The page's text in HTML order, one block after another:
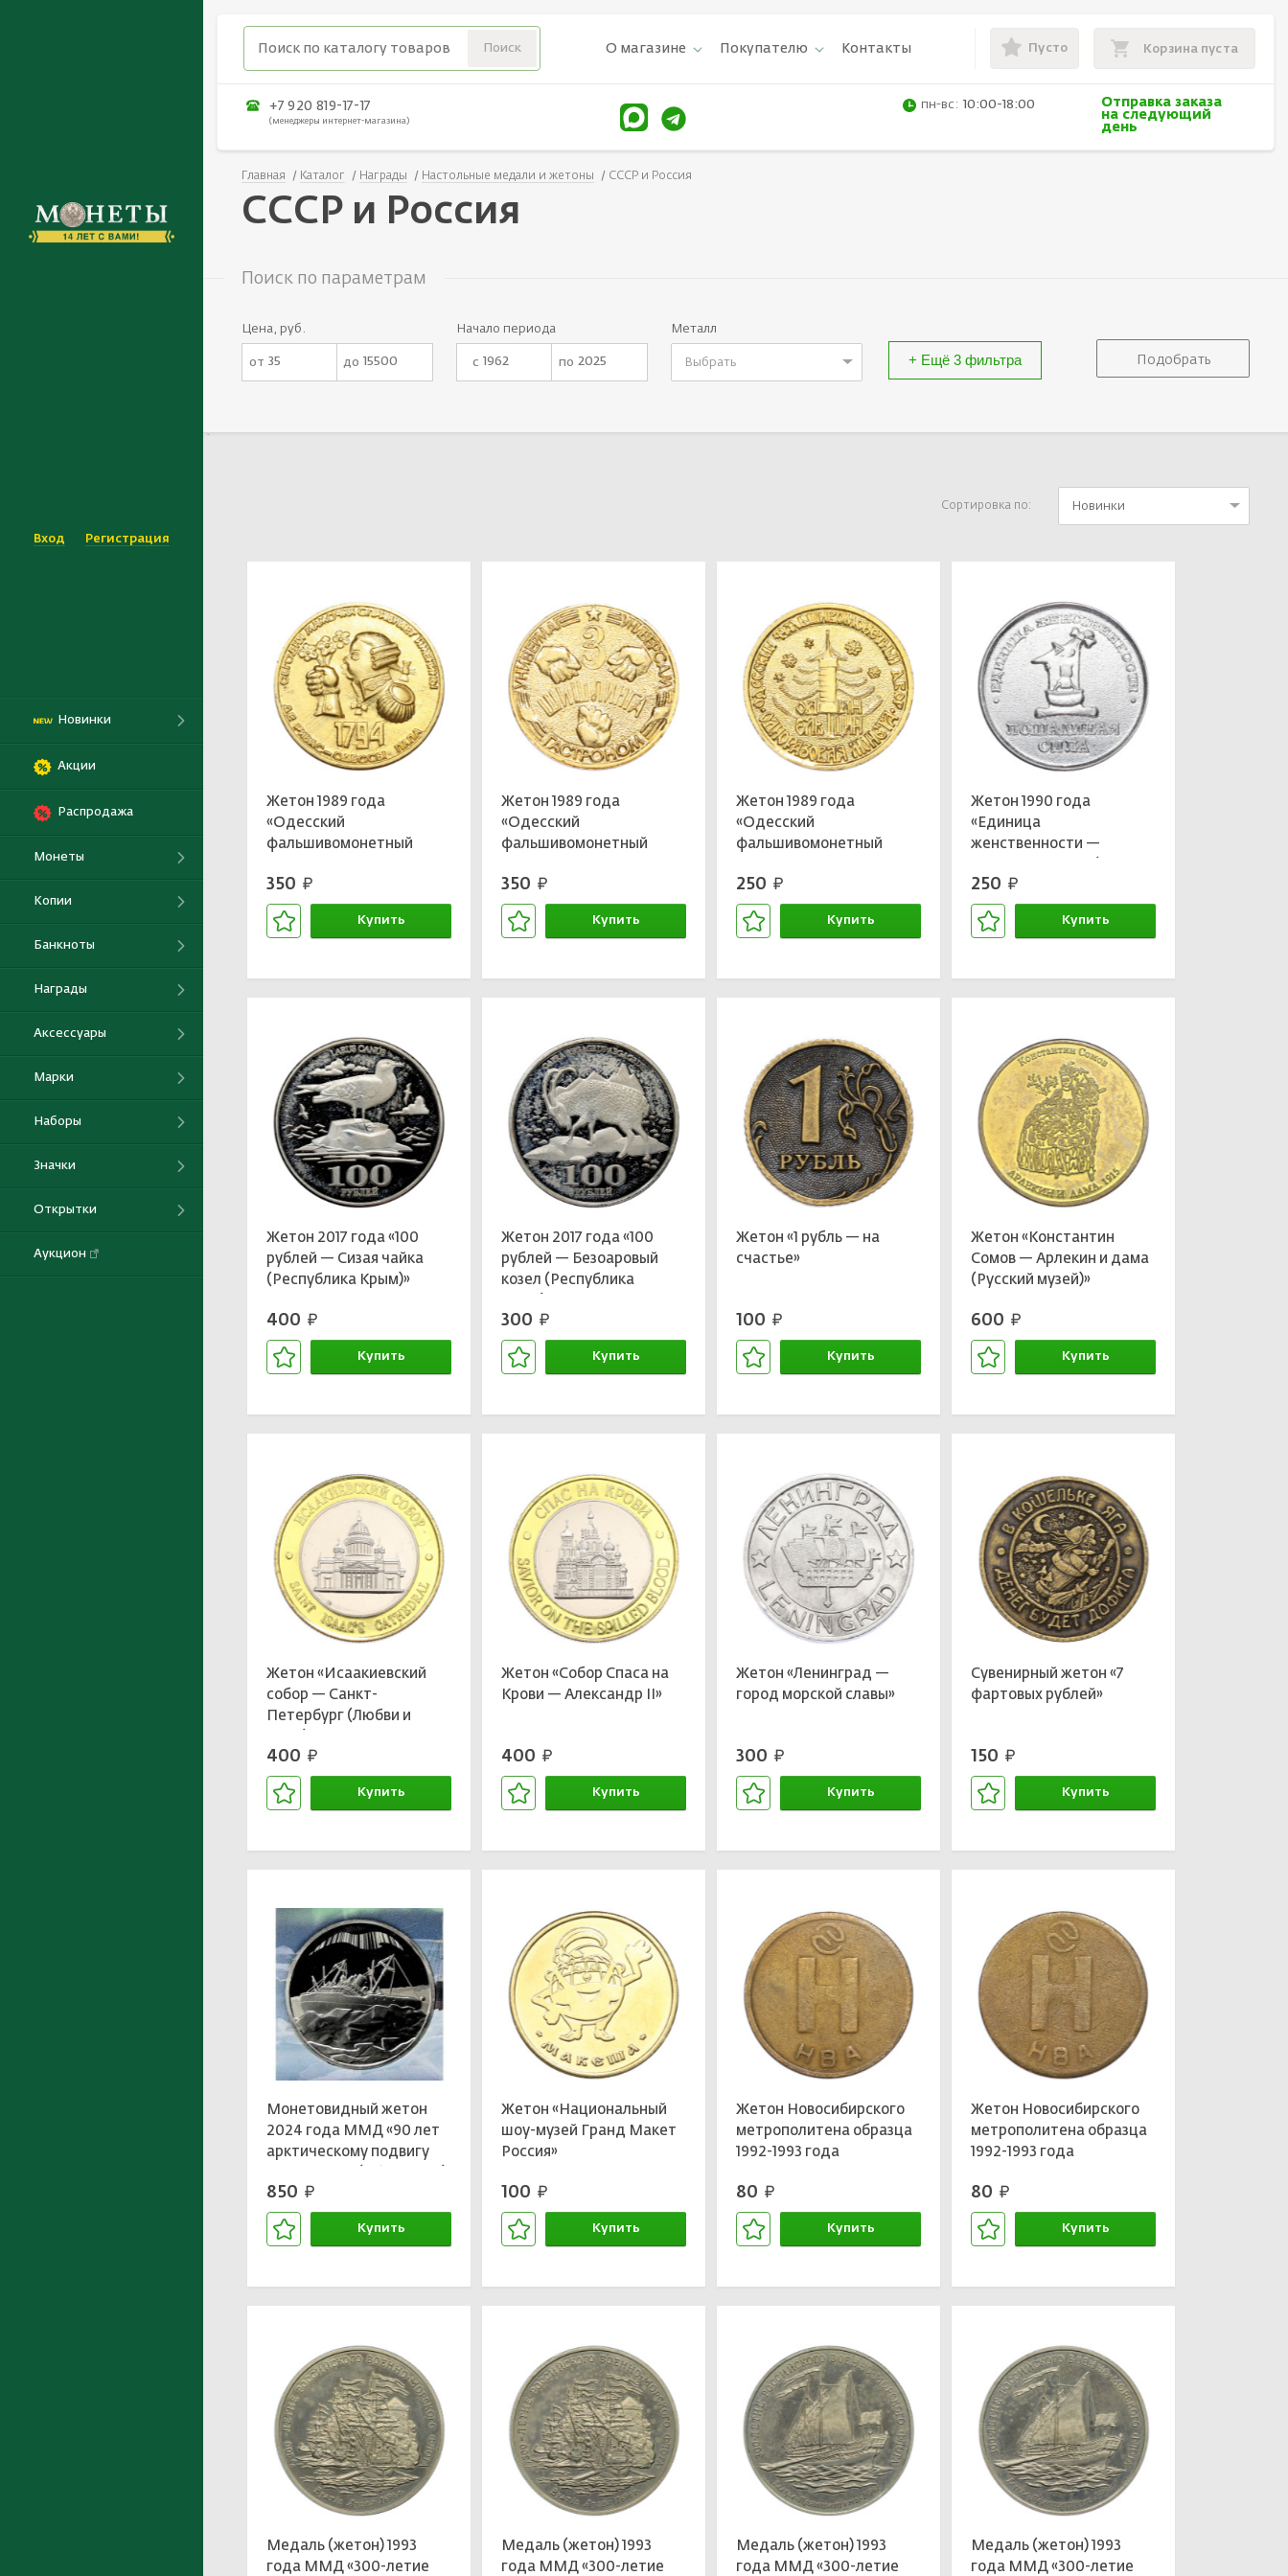
Вход Регистрация
Новинки
Акции
Распродажа
Монеты
Копии
Банкноты
Награды
Аксессуары
Марки
Наборы
Значки
Открытки
Аукцион
О магазине Покупателю Контакты Пусто Корзина пуста
+7 920 819-17-17
(менеджеры интернет-магазина)
пн-вс: 10:00-18:00
Отправка заказа
на следующий
день
Главная Каталог Награды Настольные медали и жетоны СССР и Россия
СССР и Россия
Поиск по параметрам
Цена, руб.
от до
Начало периода
с по
Металл
Выбрать + Ещё 3 фильтра
`
Сортировка по: Новинки
Жетон 1989 года
«Одесский
фальшивомонетный
350 руб.
Купить
Жетон 1989 года
«Одесский
фальшивомонетный
350 руб.
Купить
Жетон 1989 года
«Одесский
фальшивомонетный
(Одноразовая монета)»
250 руб.
Купить
Жетон 1990 года
«Единица
женственности —
лошади)»
250 руб.
Купить
Жетон 2017 года «100
рублей — Сизая чайка
(Республика Крым)»
400 руб.
Купить
Жетон 2017 года «100
рублей — Безоаровый
козел (Республика
300 руб.
Купить
Жетон «1 рубль — на
счастье»
100 руб.
Купить
Жетон «Константин
Сомов — Арлекин и дама
(Русский музей)»
600 руб.
Купить
Жетон «Исаакиевский
собор — Санкт-
Петербург (Любви и
400 руб.
Купить
Жетон «Собор Спаса на
Крови — Александр II»
400 руб.
Купить
Жетон «Ленинград —
город морской славы»
300 руб.
Купить
Сувенирный жетон «7
фартовых рублей»
150 руб.
Купить
Монетовидный жетон
2024 года ММД «90 лет
арктическому подвигу
850 руб.
Купить
Жетон «Национальный
шоу-музей Гранд Макет
Россия»
100 руб.
Купить
Жетон Новосибирского
метрополитена образца
1992-1993 года
80 руб.
Купить
Жетон Новосибирского
метрополитена образца
1992-1993 года
80 руб.
Купить
Медаль (жетон) 1993
года ММД «300-летие
Медаль (жетон) 1993
года ММД «300-летие
Медаль (жетон) 1993
года ММД «300-летие
Медаль (жетон) 1993
года ММД «300-летие